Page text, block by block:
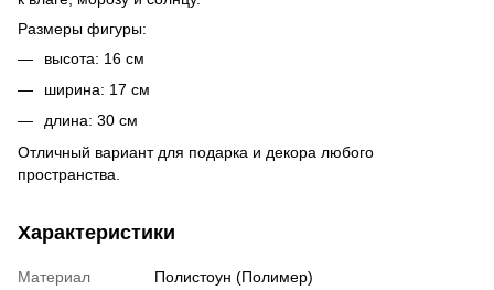
Размеры фигуры:
высота: 16 см
ширина: 17 см
длина: 30 см
Отличный вариант для подарка и декора любого
пространства.
Характеристики
Материал
Полистоун (Полимер)